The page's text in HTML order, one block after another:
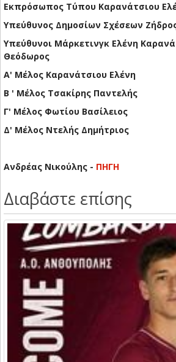
Εκπρόσωπος Τύπου
Yπεύθυνος Δημοσίων Σχέσεων
Υπεύθυνοι Μάρκετινγκ Ελένη
Θεόδωρος
Α' Μέλος Καρανάτσιου Ελένη
Β ' Μέλος Τσακίρης Παντελής
Γ' Μέλος Φωτίου Βασίλειος
Δ' Μέλος Ντελής Δημήτριος
Ανδρέας Νικούλης - ΠΗΓΗ
Διαβάστε επίσης